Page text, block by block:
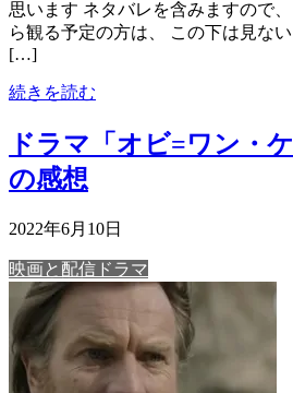
思います ネタバレを含みますので
ら観る予定の方は、 この下は見な
[…]
続きを読む
ドラマ「オビ=ワン・
の感想
2022年6月10日
映画と配信ドラマ